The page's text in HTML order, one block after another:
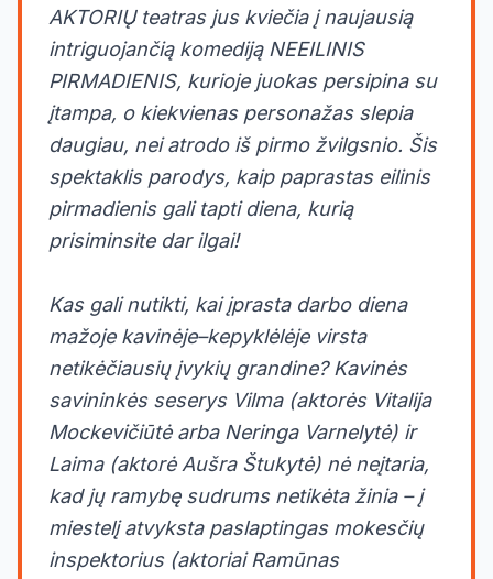
AKTORIŲ teatras jus kviečia į naujausią
intriguojančią komediją NEEILINIS
PIRMADIENIS, kurioje juokas persipina su
įtampa, o kiekvienas personažas slepia
daugiau, nei atrodo iš pirmo žvilgsnio. Šis
spektaklis parodys, kaip paprastas eilinis
pirmadienis gali tapti diena, kurią
prisiminsite dar ilgai!
Kas gali nutikti, kai įprasta darbo diena
mažoje kavinėje–kepyklėlėje virsta
netikėčiausių įvykių grandine? Kavinės
savininkės seserys Vilma (aktorės Vitalija
Mockevičiūtė arba Neringa Varnelytė) ir
Laima (aktorė Aušra Štukytė) nė neįtaria,
kad jų ramybę sudrums netikėta žinia – į
miestelį atvyksta paslaptingas mokesčių
inspektorius (aktoriai Ramūnas